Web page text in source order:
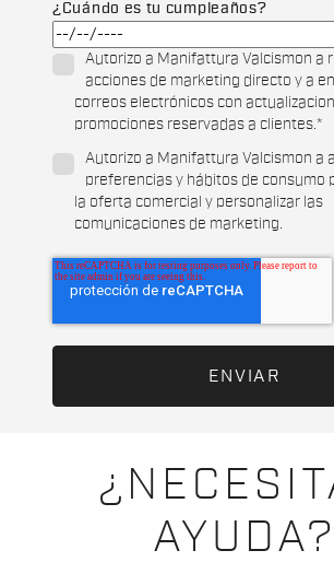
AYUDA?
¿Cuándo es tu cumpleaños?
Autorizo a Manifattura Valcismon a
acciones de marketing directo y a
correos electrónicos con
promociones reservadas a clientes.*
Autorizo a Manifattura Valcismon a
preferencias y hábitos de consumo
la oferta comercial y personalizar las
comunicaciones de marketing.